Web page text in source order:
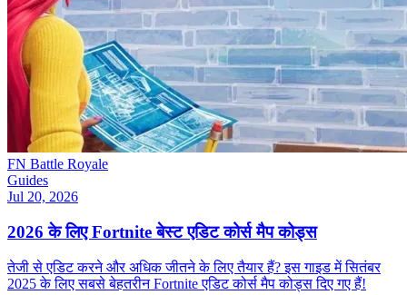
FN Battle Royale
Guides
Jul 20, 2026
2026 के लिए Fortnite बेस्ट एडिट कोर्स मैप कोड्स
तेजी से एडिट करने और अधिक जीतने के लिए तैयार हैं? इस गाइड में सितंबर
2025 के लिए सबसे बेहतरीन Fortnite एडिट कोर्स मैप कोड्स दिए गए हैं!